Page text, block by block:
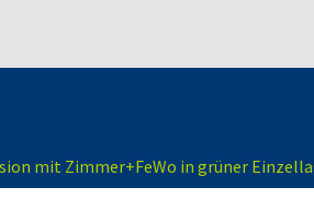
mit Zimmer+FeWo in grüner